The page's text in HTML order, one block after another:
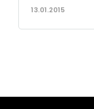
13.01.2015